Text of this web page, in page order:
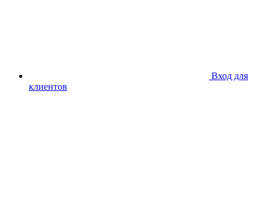
Вход для
клиентов